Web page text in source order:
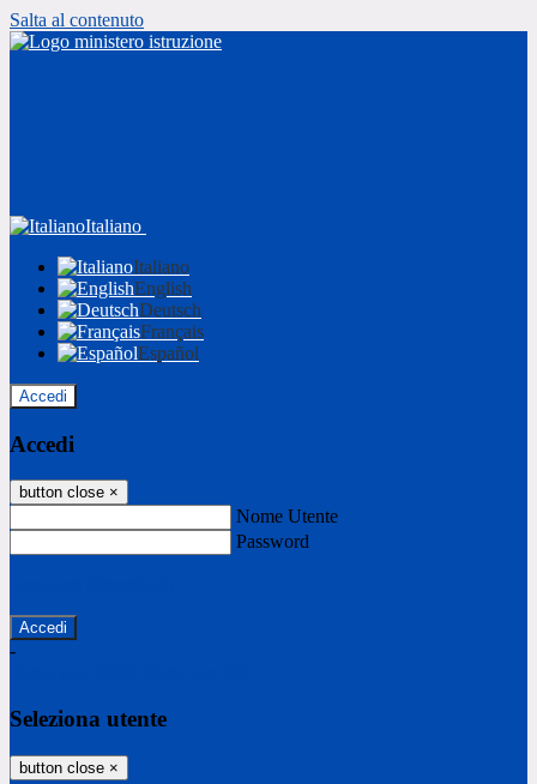
Salta al contenuto
Italiano
Italiano
English
Deutsch
Français
Español
Accedi
Accedi
button close ×
Nome Utente
Password
-
Seleziona utente
button close ×